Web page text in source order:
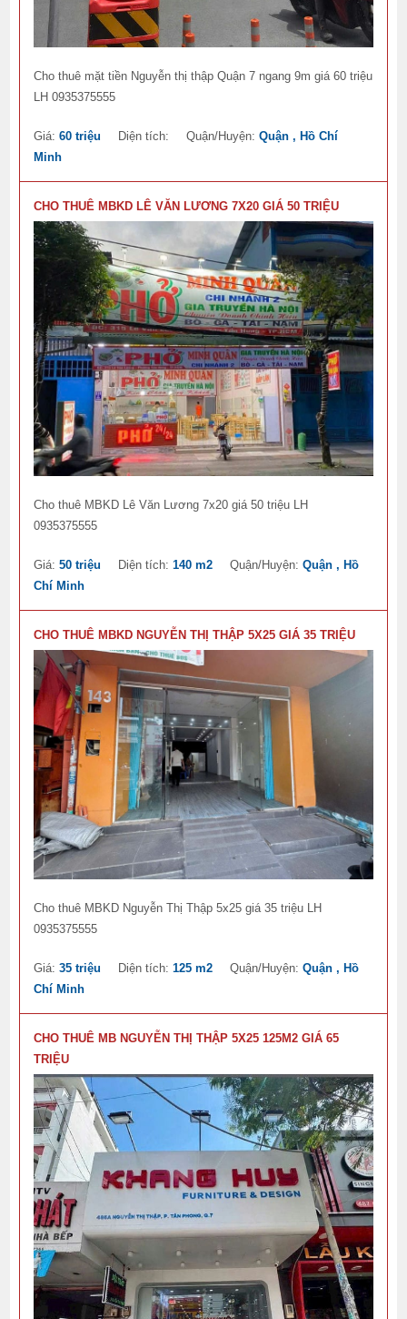
Cho thuê mặt tiền Nguyễn thị thập Quận 7 ngang 9m giá 60 triệu
LH 0935375555
Giá:60 triệu Diện tích: Quận/Huyện:Quận , Hồ Chí
Minh
CHO THUÊ MBKD LÊ VĂN LƯƠNG 7X20 GIÁ 50 TRIỆU
Cho thuê MBKD Lê Văn Lương 7x20 giá 50 triệu LH
0935375555
Giá:50 triệu Diện tích:140 m2 Quận/Huyện:Quận , Hồ
Chí Minh
CHO THUÊ MBKD NGUYỄN THỊ THẬP 5X25 GIÁ 35 TRIỆU
Cho thuê MBKD Nguyễn Thị Thập 5x25 giá 35 triệu LH
0935375555
Giá:35 triệu Diện tích:125 m2 Quận/Huyện:Quận , Hồ
Chí Minh
CHO THUÊ MB NGUYỄN THỊ THẬP 5X25 125M2 GIÁ 65
TRIỆU